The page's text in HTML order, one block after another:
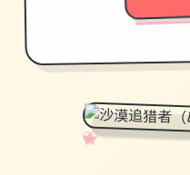
✧
♡
★
♥